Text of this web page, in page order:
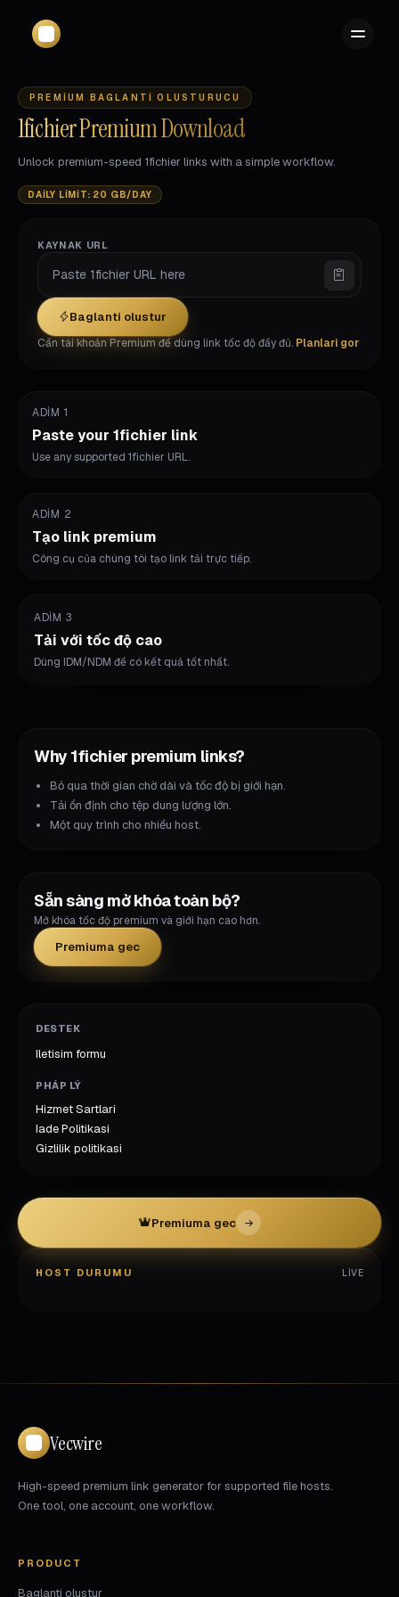
PREMIUM BAGLANTI OLUSTURUCU
1fichier Premium Download
Unlock premium-speed 1fichier links with a simple workflow.
DAILY LIMIT: 20 GB/DAY
KAYNAK URL
Baglanti olustur
Cần tài khoản Premium để dùng link tốc độ đầy đủ. Planlari gor
ADIM 1
Paste your 1fichier link
Use any supported 1fichier URL.
ADIM 2
Tạo link premium
Công cụ của chúng tôi tạo link tải trực tiếp.
ADIM 3
Tải với tốc độ cao
Dùng IDM/NDM để có kết quả tốt nhất.
Why 1fichier premium links?
Bỏ qua thời gian chờ dài và tốc độ bị giới hạn.
Tải ổn định cho tệp dung lượng lớn.
Một quy trình cho nhiều host.
Sẵn sàng mở khóa toàn bộ?
Mở khóa tốc độ premium và giới hạn cao hơn.
Premiuma gec
DESTEK
Iletisim formu
PHÁP LÝ
Hizmet Sartlari
Iade Politikasi
Gizlilik politikasi
Premiuma gec
HOST DURUMU LIVE
Vecwire
High-speed premium link generator for supported file hosts.
One tool, one account, one workflow.
PRODUCT
Baglanti olustur